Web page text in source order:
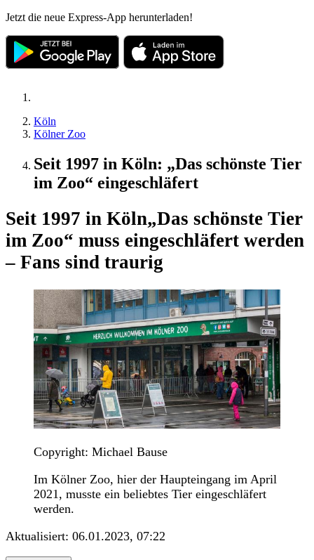
Jetzt die neue Express-App herunterladen!
Köln
Kölner Zoo
Seit 1997 in Köln: „Das schönste Tier
im Zoo“ eingeschläfert
Seit 1997 in Köln„Das schönste Tier
im Zoo“ muss eingeschläfert werden
– Fans sind traurig
Copyright: Michael Bause
Im Kölner Zoo, hier der Haupteingang im April
2021, musste ein beliebtes Tier eingeschläfert
werden.
Aktualisiert: 06.01.2023, 07:22